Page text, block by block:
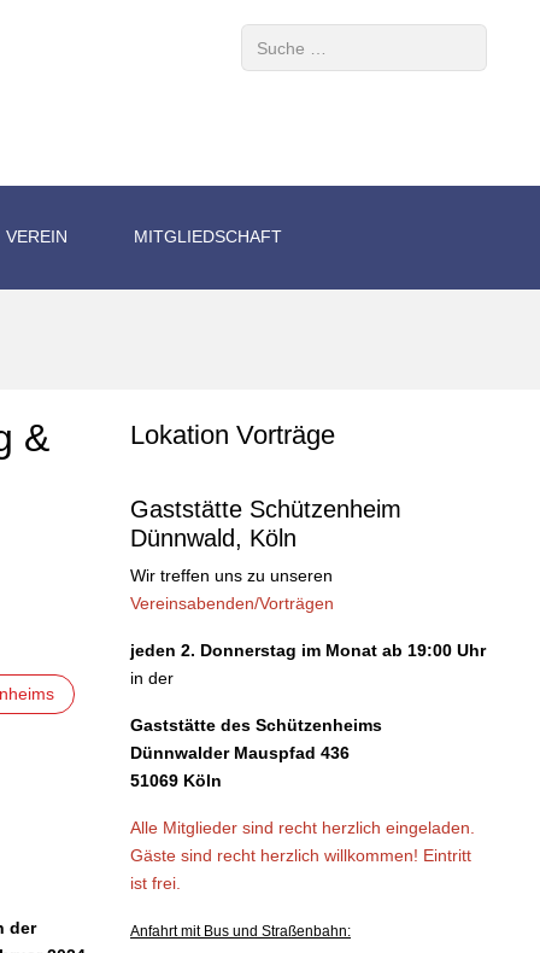
VEREIN MITGLIEDSCHAFT
&
der
Lokation Vorträge
Gaststätte Schützenheim
Dünnwald, Köln
Wir treffen uns zu unseren
Vereinsabenden/Vorträgen
jeden 2. Donnerstag im Monat ab 19:00 Uhr
in der
Gaststätte des Schützenheims
Dünnwalder Mauspfad 436
51069 Köln
Alle Mitglieder sind recht herzlich eingeladen.
Gäste sind recht herzlich willkommen! Eintritt
ist frei.
Anfahrt mit Bus und Straßenbahn: